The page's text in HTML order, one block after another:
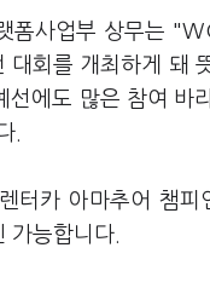
폼사업부 상무는
대회를 개최하게 돼
선에도 많은 참여 바
.
터카 아마추어 챔피
가능합니다.